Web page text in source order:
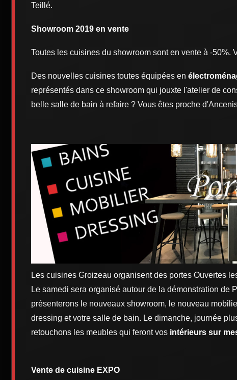
Teillé.
Showroom 2019 en vente
Toutes les cuisines du showroom sont en vente à -
Des nouvelles cuisines toutes équipées en
représentés dans ce showroom qui jouxte l'atelier de
belle salle de bain à refaire ? Vous êtes proche
Les cuisines Groizeau organisent des portes Ouvertes
Le samedi sera organisé autour de la démonstration
présenterons le nouveaux showroom, le nouveau
dressing et votre salle de bain. Le dimanche, journée
retouchons les meubles qui feront vos intérieurs sur
Vente de cuisine EXPO